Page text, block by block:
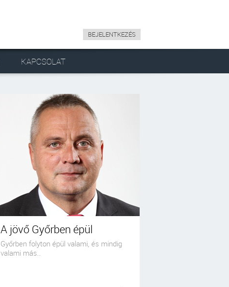
BEJELENTKEZÉS
KAPCSOLAT
A jövő Győrben épül
Győrben folyton épül valami, és mindig
valami más..